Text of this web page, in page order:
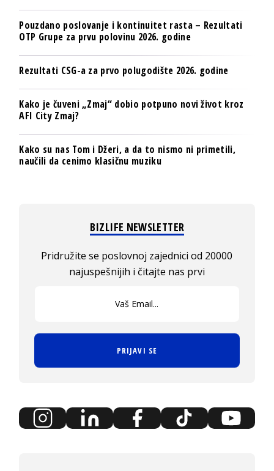
Pouzdano poslovanje i kontinuitet rasta – Rezultati
OTP Grupe za prvu polovinu 2026. godine
Rezultati CSG-a za prvo polugodište 2026. godine
Kako je čuveni „Zmaj“ dobio potpuno novi život kroz
AFI City Zmaj?
Kako su nas Tom i Džeri, a da to nismo ni primetili,
naučili da cenimo klasičnu muziku
BIZLIFE NEWSLETTER
Pridružite se poslovnoj zajednici od 20000
najuspešnijih i čitajte nas prvi
PRIJAVI SE